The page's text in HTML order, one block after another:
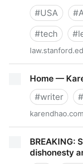
#USA #
#tech #
Product Liability
Home —
#writer #
karendhao.com
BREAKING:
dishonesty